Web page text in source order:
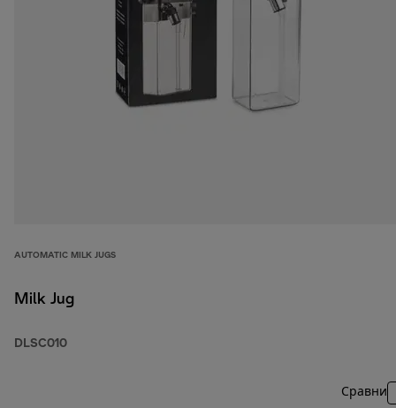
AUTOMATIC MILK JUGS
Milk Jug
DLSC010
Сравни